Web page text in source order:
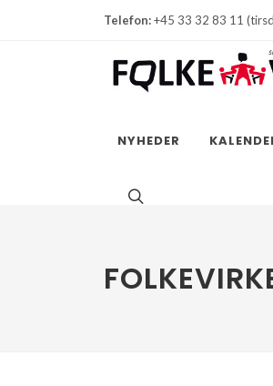
Telefon:+45 33 32 83 11
NYHEDER